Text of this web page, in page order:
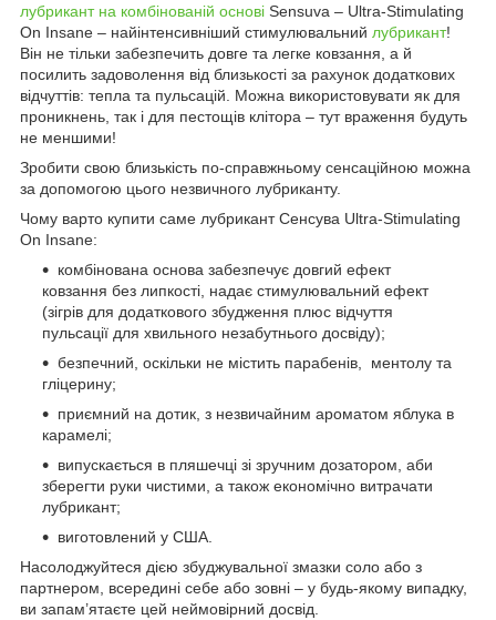
лубрикант на комбінованій основі Sensuva – Ultra-Stimulating
On Insane – найінтенсивніший стимулювальний лубрикант!
Він не тільки забезпечить довге та легке ковзання, а й
посилить задоволення від близькості за рахунок додаткових
відчуттів: тепла та пульсацій. Можна використовувати як для
проникнень, так і для пестощів клітора – тут враження будуть
не меншими!
Зробити свою близькість по-справжньому сенсаційною можна
за допомогою цього незвичного лубриканту.
Чому варто купити саме лубрикант Сенсува Ultra-Stimulating
On Insane:
комбінована основа забезпечує довгий ефект
ковзання без липкості, надає стимулювальний ефект
(зігрів для додаткового збудження плюс відчуття
пульсації для хвильного незабутнього досвіду);
безпечний, оскільки не містить парабенів, ментолу та
гліцерину;
приємний на дотик, з незвичайним ароматом яблука в
карамелі;
випускається в пляшечці зі зручним дозатором, аби
зберегти руки чистими, а також економічно витрачати
лубрикант;
виготовлений у США.
Насолоджуйтеся дією збуджувальної змазки соло або з
партнером, всередині себе або зовні – у будь-якому випадку,
ви запам’ятаєте цей неймовірний досвід.